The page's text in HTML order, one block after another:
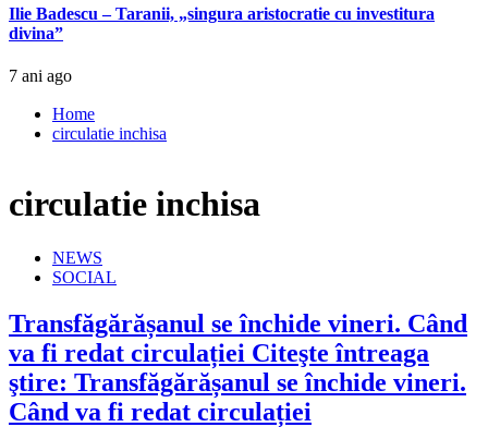
Ilie Badescu – Taranii, „singura aristocratie cu investitura
divina”
7 ani ago
Home
circulatie inchisa
circulatie inchisa
NEWS
SOCIAL
Transfăgărășanul se închide vineri. Când
va fi redat circulației Citeşte întreaga
ştire: Transfăgărășanul se închide vineri.
Când va fi redat circulației